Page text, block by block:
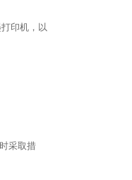
印机，以
采取措